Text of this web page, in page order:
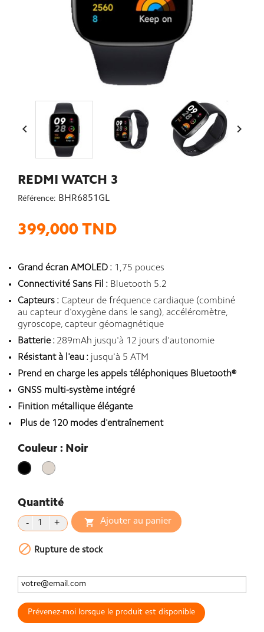
 
REDMI WATCH 3
Référence: BHR6851GL
399,000 TND
Grand écran AMOLED : 1,75 pouces
Connectivité Sans Fil : Bluetooth 5.2
Capteurs : Capteur de fréquence cardiaque (combiné
au capteur d'oxygène dans le sang), accéléromètre,
gyroscope, capteur géomagnétique
Batterie : 289mAh jusqu'à 12 jours d'autonomie
Résistant à l'eau : jusqu'à 5 ATM
Prend en charge les appels téléphoniques Bluetooth®️
GNSS multi-système intégré
Finition métallique élégante
Plus de 120 modes d'entraînement
Couleur : Noir
Noir Ivoire
Quantité
 Ajouter au panier
 Rupture de stock
Prévenez-moi lorsque le produit est disponible